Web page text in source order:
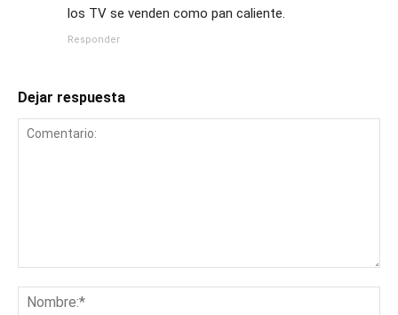
los TV se venden como pan caliente.
Responder
Dejar respuesta